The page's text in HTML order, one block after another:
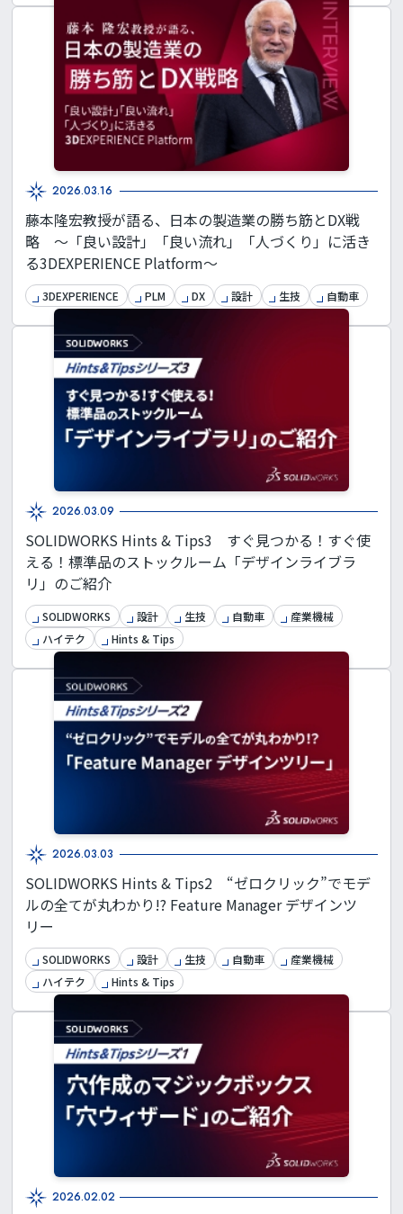
2026.03.16
藤本隆宏教授が語る、日本の製造業の勝ち筋とDX戦
略 ～「良い設計」「良い流れ」「人づくり」に活き
る3DEXPERIENCE Platform～
3DEXPERIENCE PLM DX 設計 生技 自動車
2026.03.09
SOLIDWORKS Hints & Tips3 すぐ見つかる！すぐ使
える！標準品のストックルーム「デザインライブラ
リ」のご紹介
SOLIDWORKS 設計 生技 自動車
産業機械
ハイテク
Hints & Tips
2026.03.03
SOLIDWORKS Hints & Tips2 “ゼロクリック”でモデ
ルの全てが丸わかり!? Feature Manager デザインツ
リー
SOLIDWORKS 設計 生技 自動車
産業機械
ハイテク
Hints & Tips
2026.02.02